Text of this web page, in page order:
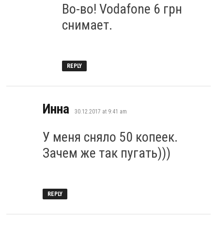
Во-во! Vodafone 6 грн
снимает.
REPLY
Инна says:
30.12.2017 at 9:41 am
У меня сняло 50 копеек.
Зачем же так пугать)))
REPLY